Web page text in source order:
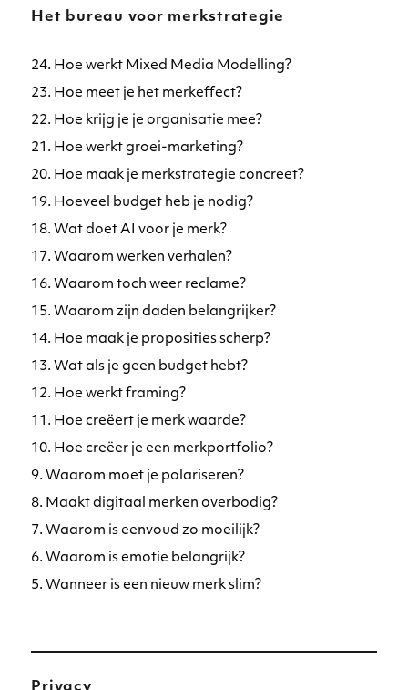
Het bureau voor merkstrategie
24. Hoe werkt Mixed Media Modelling?
23. Hoe meet je het merkeffect?
22. Hoe krijg je je organisatie mee?
21. Hoe werkt groei-marketing?
20. Hoe maak je merkstrategie concreet?
19. Hoeveel budget heb je nodig?
18. Wat doet AI voor je merk?
17. Waarom werken verhalen?
16. Waarom toch weer reclame?
15. Waarom zijn daden belangrijker?
14. Hoe maak je proposities scherp?
13. Wat als je geen budget hebt?
12. Hoe werkt framing?
11. Hoe creëert je merk waarde?
10. Hoe creëer je een merkportfolio?
9. Waarom moet je polariseren?
8. Maakt digitaal merken overbodig?
7. Waarom is eenvoud zo moeilijk?
6. Waarom is emotie belangrijk?
5. Wanneer is een nieuw merk slim?